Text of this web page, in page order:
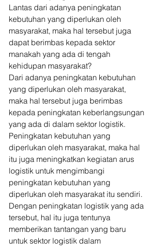
Lantas dari adanya peningkatan
kebutuhan yang diperlukan oleh
masyarakat, maka hal tersebut juga
dapat berimbas kepada sektor
manakah yang ada di tengah
kehidupan masyarakat?
Dari adanya peningkatan kebutuhan
yang diperlukan oleh masyarakat,
maka hal tersebut juga berimbas
kepada peningkatan keberlangsungan
yang ada di dalam sektor logistik.
Peningkatan kebutuhan yang
diperlukan oleh masyarakat, maka hal
itu juga meningkatkan kegiatan arus
logistik untuk mengimbangi
peningkatan kebutuhan yang
diperlukan oleh masyarakat itu sendiri.
Dengan peningkatan logistik yang ada
tersebut, hal itu juga tentunya
memberikan tantangan yang baru
untuk sektor logistik dalam